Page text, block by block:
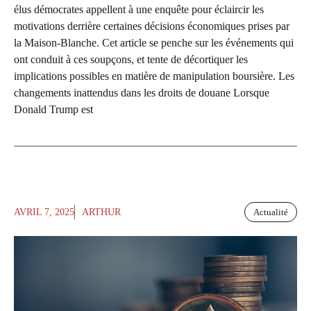
élus démocrates appellent à une enquête pour éclaircir les
motivations derrière certaines décisions économiques prises par
la Maison-Blanche. Cet article se penche sur les événements qui
ont conduit à ces soupçons, et tente de décortiquer les
implications possibles en matière de manipulation boursière. Les
changements inattendus dans les droits de douane Lorsque
Donald Trump est
AVRIL 7, 2025 ARTHUR Actualité